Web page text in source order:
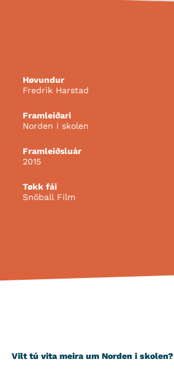
Høvundur
Fredrik Harstad
Framleiðari
Norden i skolen
Framleiðsluár
2015
Tøkk fái
Snöball Film
Vilt tú vita meira um Norden i skolen?